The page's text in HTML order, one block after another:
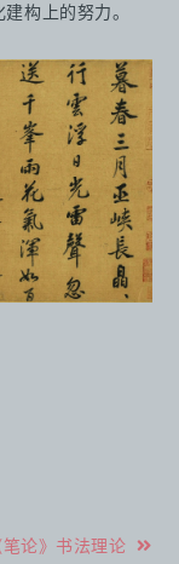
构上的努力。
论》书法理论